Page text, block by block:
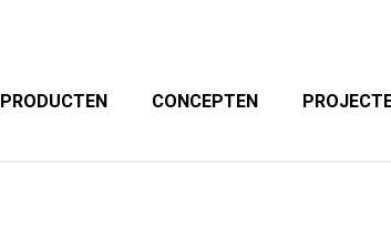
PRODUCTEN CONCEPTEN